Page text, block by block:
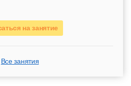
на занятие
Все занятия